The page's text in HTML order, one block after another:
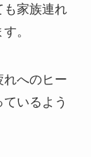
も家族連れ
。
れへのヒー
いるよう